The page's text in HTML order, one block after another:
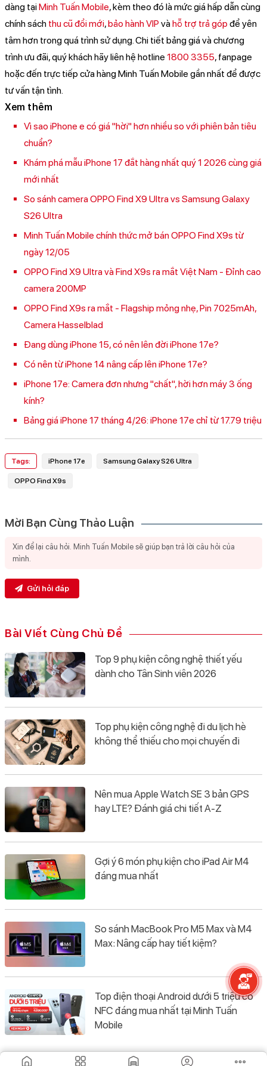
dàng tạiMinh Tuấn Mobile, kèm theo đó là mức giá hấp dẫn cùng
chính sách thu cũ đổi mới,bảo hành VIP vàhỗ trợ trả góp để yên
tâm hơn trong quá trình sử dụng. Chi tiết bảng giá và chương
trình ưu đãi, quý khách hãy liên hệ hotline 1800 3355, fanpage
hoặc đến trực tiếp cửa hàng Minh Tuấn Mobile gần nhất để được
tư vấn tận tình.
Xem thêm
Vì sao iPhone e có giá "hời" hơn nhiều so với phiên bản tiêu
chuẩn?
Khám phá mẫu iPhone 17 đắt hàng nhất quý 1 2026 cùng giá
mới nhất
So sánh camera OPPO Find X9 Ultra vs Samsung Galaxy
S26 Ultra
Minh Tuấn Mobile chính thức mở bán OPPO Find X9s từ
ngày 12/05
OPPO Find X9 Ultra và Find X9s ra mắt Việt Nam - Đỉnh cao
camera 200MP
OPPO Find X9s ra mắt - Flagship mỏng nhẹ, Pin 7025mAh,
Camera Hasselblad
Đang dùng iPhone 15, có nên lên đời iPhone 17e?
Có nên từ iPhone 14 nâng cấp lên iPhone 17e?
iPhone 17e: Camera đơn nhưng "chất", hời hơn máy 3 ống
kính?
Bảng giá iPhone 17 tháng 4/26: iPhone 17e chỉ từ 17.79 triệu
Tags: iPhone 17e Samsung Galaxy S26 Ultra
OPPO Find X9s
Mời Bạn Cùng Thảo Luận
Gửi hỏi đáp
Bài Viết Cùng Chủ Đề
Top 9 phụ kiện công nghệ thiết yếu
dành cho Tân Sinh viên 2026
Top phụ kiện công nghệ đi du lịch hè
không thể thiếu cho mọi chuyến đi
Nên mua Apple Watch SE 3 bản GPS
hay LTE? Đánh giá chi tiết A-Z
Gợi ý 6 món phụ kiện cho iPad Air M4
đáng mua nhất
So sánh MacBook Pro M5 Max và M4
Max: Nâng cấp hay tiết kiệm?
Top điện thoại Android dưới 5 triệu có
NFC đáng mua nhất tại Minh Tuấn
Mobile